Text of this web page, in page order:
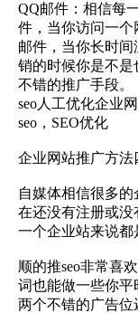
QQ邮件：相信每
件，当你访问一个
邮件，当你长时
销的时候你是不
不错的推广手段。
seo人工优化企业
seo，SEO优化
企业网站推广方法
自媒体相信很多
在还没有注册或
一个企业站来说都
顺的推seo非常喜
词也能做一些你
两个不错的广告位